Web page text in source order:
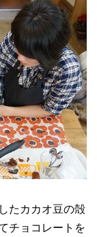
たカカオ豆の殻
チョコレートを